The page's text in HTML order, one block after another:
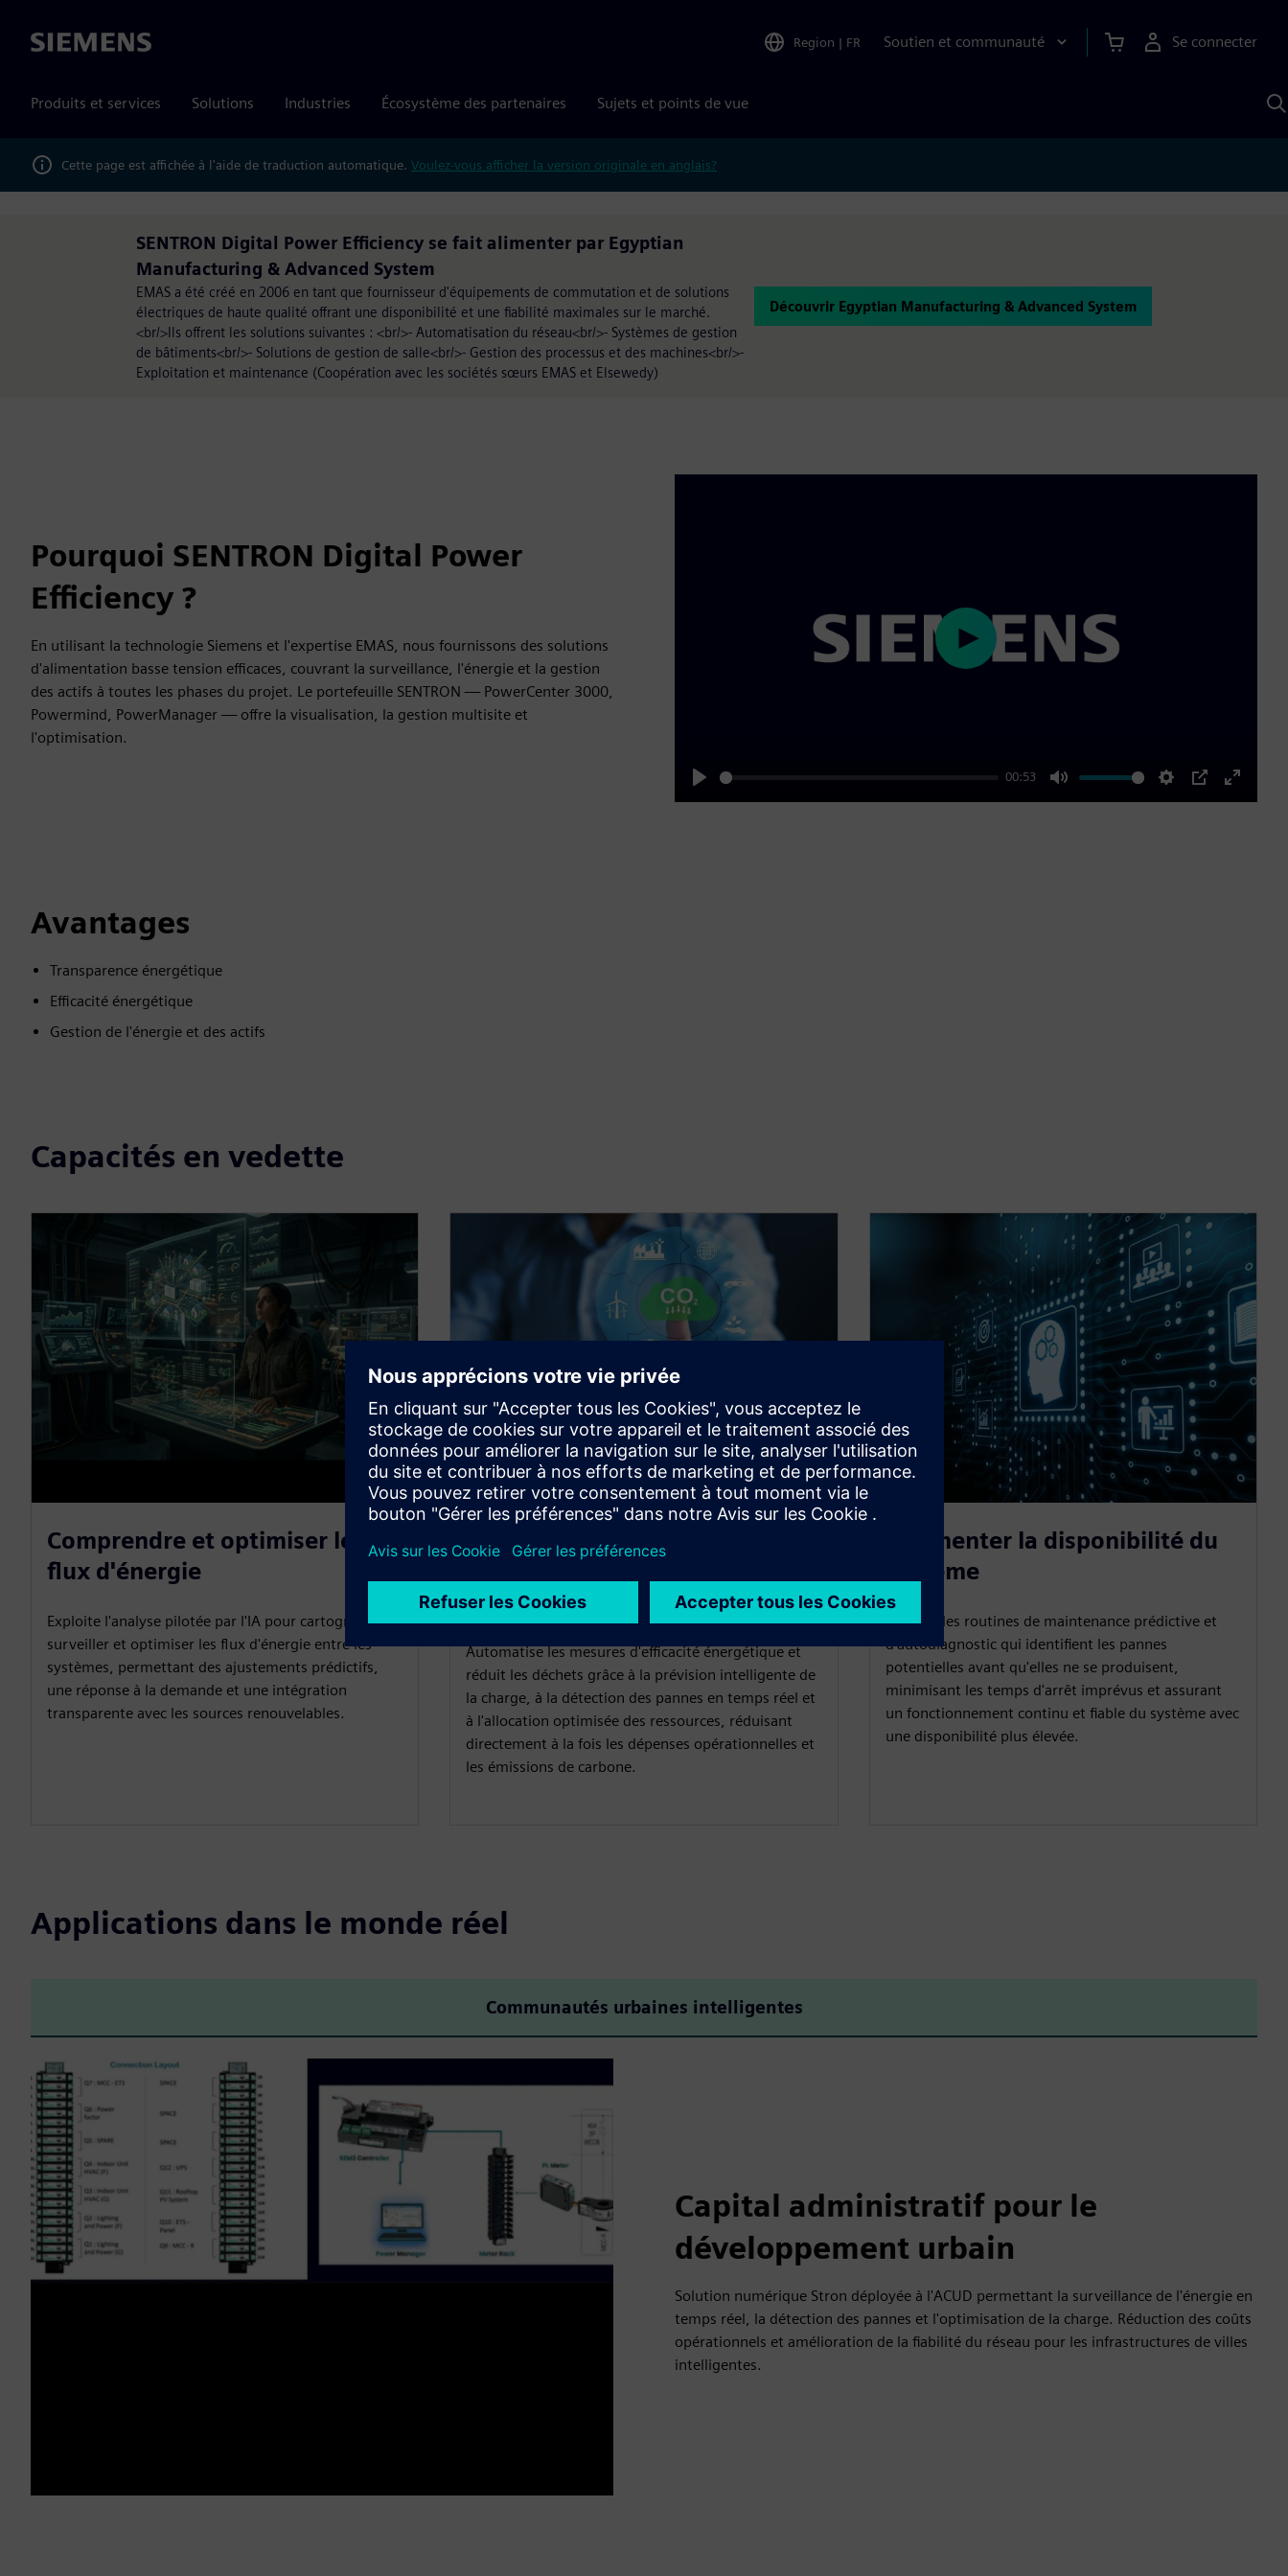
Siemens Region | FR Soutien et communauté Se connecter
Produits et services Solutions Industries Écosystème des partenaires Sujets et points de vue
Cette page est affichée à l'aide de traduction automatique. Voulez-vous afficher la version originale en anglais?
SENTRON Digital Power Efficiency se fait alimenter par Egyptian
Manufacturing & Advanced System
EMAS a été créé en 2006 en tant que fournisseur d'équipements de commutation et de solutions
électriques de haute qualité offrant une disponibilité et une fiabilité maximales sur le marché.
<br/>Ils offrent les solutions suivantes : <br/>- Automatisation du réseau<br/>- Systèmes de gestion
de bâtiments<br/>- Solutions de gestion de salle<br/>- Gestion des processus et des machines<br/>-
Exploitation et maintenance (Coopération avec les sociétés sœurs EMAS et Elsewedy)
Découvrir Egyptian Manufacturing & Advanced System
Pourquoi SENTRON Digital Power
Efficiency ?
En utilisant la technologie Siemens et l'expertise EMAS, nous fournissons des solutions
d'alimentation basse tension efficaces, couvrant la surveillance, l'énergie et la gestion
des actifs à toutes les phases du projet. Le portefeuille SENTRON — PowerCenter 3000,
Powermind, PowerManager — offre la visualisation, la gestion multisite et
l'optimisation.
Play
00:53
Mute Settings
PIP
Enter
Play
Avantages
Transparence énergétique
Efficacité énergétique
Gestion de l'énergie et des actifs
Capacités en vedette
Comprendre et optimiser les
flux d'énergie
Exploite l'analyse pilotée par l'IA pour cartographier,
surveiller et optimiser les flux d'énergie entre les
systèmes, permettant des ajustements prédictifs,
une réponse à la demande et une intégration
transparente avec les sources renouvelables.
Diminuer les coûts
CO2
Automatise les mesures d'efficacité énergétique et
réduit les déchets grâce à la prévision intelligente de
la charge, à la détection des pannes en temps réel et
à l'allocation optimisée des ressources, réduisant
directement à la fois les dépenses opérationnelles et
les émissions de carbone.
Augmenter la disponibilité du
système
Permet des routines de maintenance prédictive et
d'autodiagnostic qui identifient les pannes
potentielles avant qu'elles ne se produisent,
minimisant les temps d'arrêt imprévus et assurant
un fonctionnement continu et fiable du système avec
une disponibilité plus élevée.
Applications dans le monde réel
Communautés urbaines intelligentes
Capital administratif pour le
développement urbain
Solution numérique Stron déployée à l'ACUD permettant la surveillance de l'énergie en
temps réel, la détection des pannes et l'optimisation de la charge. Réduction des coûts
opérationnels et amélioration de la fiabilité du réseau pour les infrastructures de villes
intelligentes.